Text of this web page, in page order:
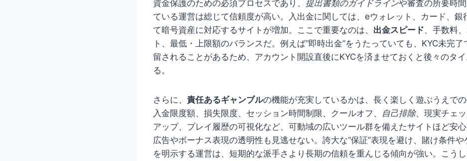
資金保護のための必須プロセスであり、 提出書類のガイドラインや審査の所要時
ている運営は総じて信頼度が高い。入出金に関しては、eウォレット、カード、銀
て暗号資産に対応するサイトが増加。ここで重要なのは、 出金スピード、手数料
ト、最低・上限額のバランスだ。例えば“即時出金”をうたっていても、KYC未完了
留されることがあるため、アカウント開設直後にKYCを済ませておくと後々のタ
る。
さらに、 責任あるギャンブルの機能が充実しているかは、長く楽しく遊ぶうえでの
入金限度額、損失限度、セッション時間制限、クールオフ、 自己排除、現実チェ
アップ、プレイ履歴の可視化など、可動域の広いツール群を備えたサイトほど安心
広告やボーナス表現の透明性も見逃せない。誇大な“保証”表現を避け、賭け条件
を明示する運営は、短期的な派手さより長期の信頼を重んじる傾向が強い。こう